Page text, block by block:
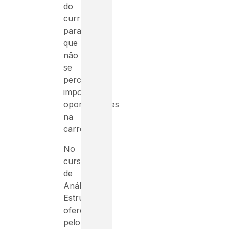
do
currículo
para
que
não
se
percam
importantes
oportunidades
na
carreira.
No
curso
de
Análise
Estrutural
oferecido
pelo